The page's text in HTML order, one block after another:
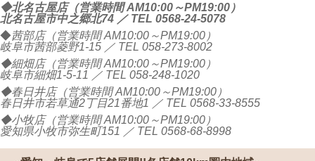
◆北名古屋店（営業時間 AM10:00～PM19:00）
北名古屋市中之郷北74 ／ TEL 0568-24-5078
◆茜部店（営業時間 AM10:00～PM19:00）
岐阜市茜部菱野1-15 ／ TEL 058-273-8002
◆細畑店（営業時間 AM10:00～PM19:00）
岐阜市細畑1-5-11 ／ TEL 058-248-1020
◆春日井店（営業時間 AM10:00～PM19:00）
春日井市若草通2丁目21番地1 ／ TEL 0568-33-8555
◆小牧店（営業時間 AM10:00～PM19:00）
愛知県小牧市弥生町151 ／ TEL 0568-68-8998